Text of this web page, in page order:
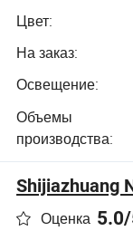
павильон,
беседка на
продажу
Цвет:
На заказ:
Освещение:
Объемы
производства:
Shijiazhuang
Оценка 5.0